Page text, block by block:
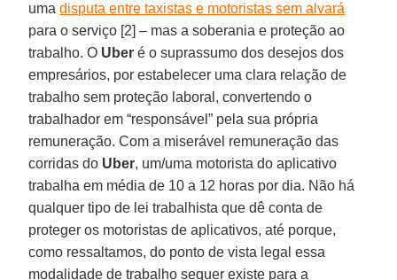
umadisputa entre taxistas e motoristas sem alvará
para o serviço [2] – mas a soberania e proteção ao
trabalho. O Uber é o suprassumo dos desejos dos
empresários, por estabelecer uma clara relação de
trabalho sem proteção laboral, convertendo o
trabalhador em “responsável” pela sua própria
remuneração. Com a miserável remuneração das
corridas do Uber, um/uma motorista do aplicativo
trabalha em média de 10 a 12 horas por dia. Não há
qualquer tipo de lei trabalhista que dê conta de
proteger os motoristas de aplicativos, até porque,
como ressaltamos, do ponto de vista legal essa
modalidade de trabalho sequer existe para a